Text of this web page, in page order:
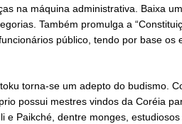
na máquina administrativa. Baixa
Também promulga a
público, tendo por base os
torna-se um adepto do budismo.
possui mestres vindos da Coréia
e Paikché, dentre monges,